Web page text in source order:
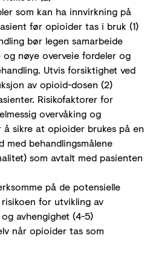
som kan ha innvirkning på
før opioider tas i bruk (1)
bør legen samarbeide
nøye overveie fordeler og
Utvis forsiktighet ved
av opioid-dosen (2)
Risikofaktorer for
overvåking og
sikre at opioider brukes på en
med behandlingsmålene
som avtalt med pasienten
på de potensielle
for utvikling av
avhengighet (4-5)
når opioider tas som